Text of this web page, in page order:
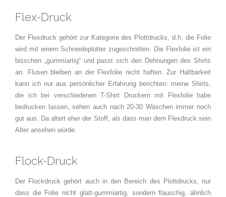
Flex-Druck
Der Flexdruck gehört zur Kategorie des Plottdrucks, d.h. die Folie
wird mit einem Schneideplotter zugeschnitten. Die Flexfolie ist ein
bisschen „gummiartig“ und passt sich den Dehnungen des Shirts
an. Flusen bleiben an der Flexfolie nicht haften. Zur Haltbarkeit
kann ich nur aus persönlicher Erfahrung berichten: meine Shirts,
die ich bei verschiedenen T-Shirt Druckern mit Flexfolie habe
bedrucken lassen, sehen auch nach 20-30 Wäschen immer noch
gut aus. Da altert eher der Stoff, als dass man dem Flexdruck sein
Alter ansehen würde.
Flock-Druck
Der Flockdruck gehört auch in den Bereich des Plottdrucks, nur
dass die Folie nicht glatt-gummiartig, sondern flauschig, ähnlich